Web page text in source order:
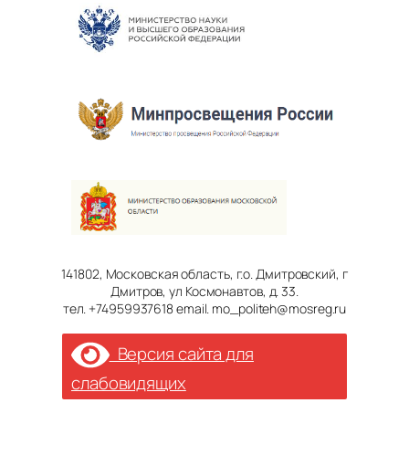
141802, Московская область, г.о. Дмитровский, г
Дмитров, ул Космонавтов, д. 33.
тел. +74959937618 email. mo_politeh@mosreg.ru
Версия сайта для
слабовидящих